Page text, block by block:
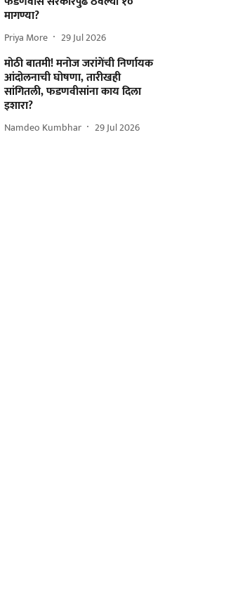
मागण्या?
Priya More 29 Jul 2026
मोठी बातमी! मनोज जरांगेंची निर्णायक
आंदोलनाची घोषणा, तारीखही
सांगितली, फडणवीसांना काय दिला
इशारा?
Namdeo Kumbhar 29 Jul 2026